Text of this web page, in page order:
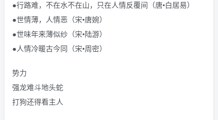
●行路难，不在水不在山，只在人情反覆间（唐•白居易）
●世情薄，人情恶（宋•唐婉）
●世味年来薄似纱（宋•陆游）
●人情冷暖古今同（宋•周密）
势力
强龙难斗地头蛇
打狗还得看主人